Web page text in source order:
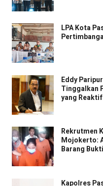
LPA Kota
Eddy
Tinggalkan
yang
Rekrutmen
Mojokerto:
Barang
Kapolres